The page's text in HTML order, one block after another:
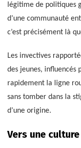
légitime de politiques
d’une communauté
c’est précisément là
Les invectives
des jeunes,
rapidement la ligne
sans tomber dans la
d’une origine.
Vers une